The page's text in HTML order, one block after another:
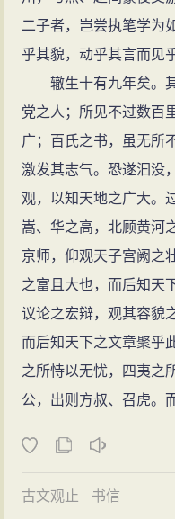
如见旧溪山。”意境闲
又如晚年所作《游西
上重游一梦回。行过闾
怜举目非吾党，谁与开
人时向梦中来。”时值
迫害，苏辙筑室于许州
对应。从他一生的经历
故以“闭门”始，以“闭门
苏辙于诗也自有主张。
衡量标准，对李白、白
如说李白“华而不实”，
看法在宋代有一定代表
《宋史》称其性情沉
泊，和他的为人相似，
赋也写得相当出色。例
熙宁三年（1070年）
召苏辙为陈州教授。
熙宁六年（1073年）
中出判河阳军，征辟苏
熙宁八年（1075年
熙宁十年（1077年）
京留守张方平任签书应
知州，兄弟二人在澶濮
徐州一百多天，创作了
元丰二年（1079年）
被捕入狱（乌台诗案）
书请求以自己的官职为
州（今江西高安市）盐
元丰五年（1082年）
苏轼相聚，一道游览了
元丰七年（1084年）
二子者，岂尝执笔学为
乎其貌，动乎其言而见
辙生十有九年矣。其
党之人；所见不过数百
广；百氏之书，虽无所
激发其志气。恐遂汩没
观，以知天地之广大。
嵩、华之高，北顾黄河
京师，仰观天子宫阙之
之富且大也，而后知天
议论之宏辩，观其容貌
而后知天下之文章聚乎
之所恃以无忧，四夷之
公，出则方叔、召虎。
古文观止 书信